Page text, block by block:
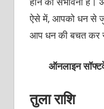
ऐसे में, आपको धन से
आप धन की बचत कर
ऑनलाइन
तुला राशि